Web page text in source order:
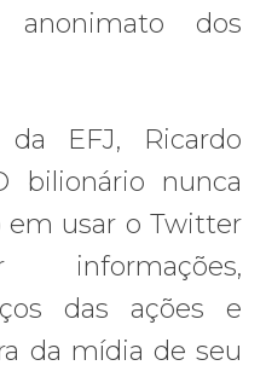
dos
da EFJ, Ricardo
bilionário nunca
em usar o Twitter
informações,
das ações e
da mídia de seu